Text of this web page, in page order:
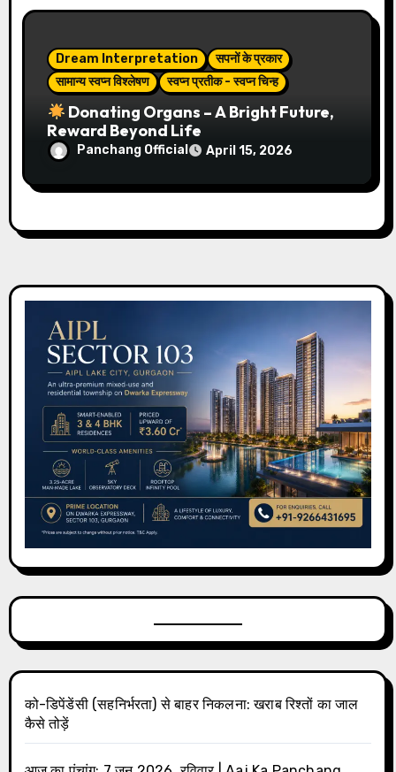
Dream Interpretation
सपनों के प्रकार
सामान्य स्वप्न विश्लेषण
स्वप्न प्रतीक - स्वप्न चिन्ह
Donating Organs – A Bright Future,
Reward Beyond Life
Panchang Official April 15, 2026
को-डिपेंडेंसी (सहनिर्भरता) से बाहर निकलना: खराब रिश्तों का जाल
कैसे तोड़ें